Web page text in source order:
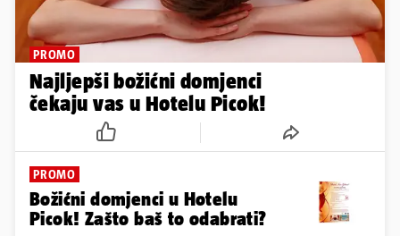
PROMO
Najljepši božićni domjenci
čekaju vas u Hotelu Picok!
PROMO
Božićni domjenci u Hotelu
Picok! Zašto baš to odabrati?